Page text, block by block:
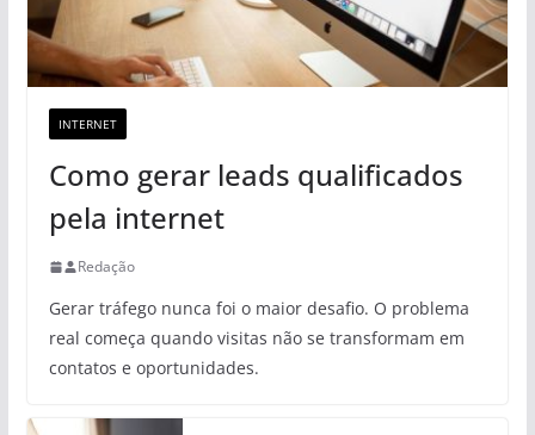
INTERNET
Como gerar leads qualificados
pela internet
Redação
Gerar tráfego nunca foi o maior desafio. O problema
real começa quando visitas não se transformam em
contatos e oportunidades.